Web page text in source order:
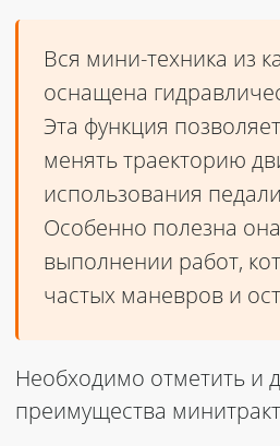
Вся мини-техника из
оснащена
Эта функция
менять траекторию
использования
Особенно полезна
выполнении работ,
частых маневров и
Необходимо отметить и
преимущества